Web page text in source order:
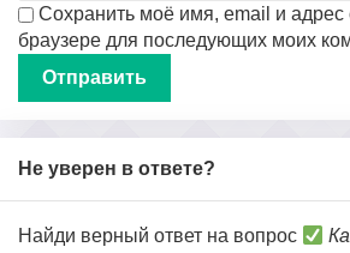
Сохранить моё имя, email и адрес
браузере для последующих моих
Не уверен в ответе?
Найди верный ответ на вопрос